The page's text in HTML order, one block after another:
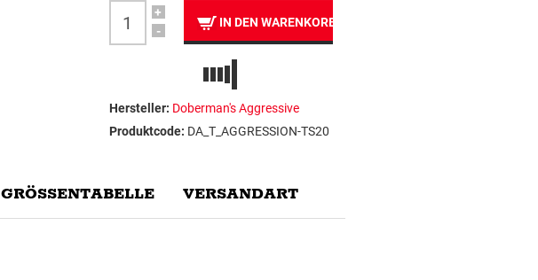
+
-
IN DEN WARENKORB
Hersteller: Doberman's Aggressive
Produktcode: DA_T_AGGRESSION-TS20
GRÖSSENTABELLE VERSANDART